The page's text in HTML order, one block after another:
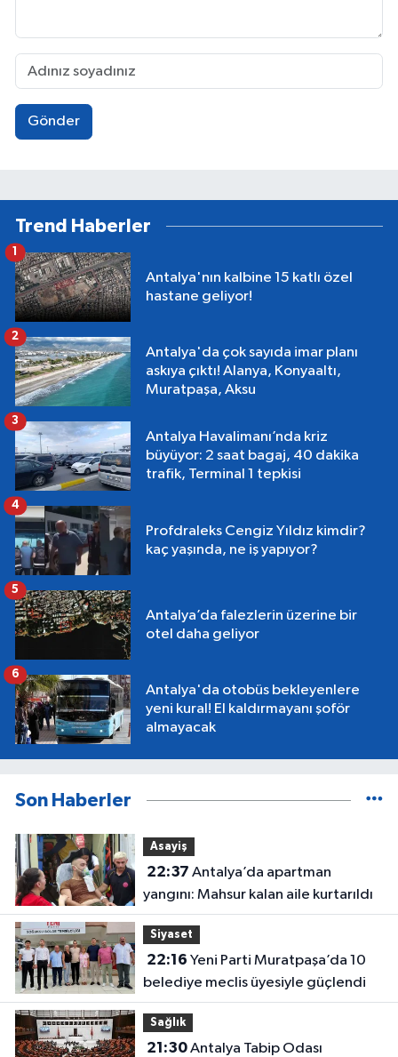
Gönder
Trend Haberler
Antalya'nın kalbine 15 katlı özel
hastane geliyor!
1
Antalya'da çok sayıda imar planı
askıya çıktı! Alanya, Konyaaltı,
Muratpaşa, Aksu
2
Antalya Havalimanı’nda kriz
büyüyor: 2 saat bagaj, 40 dakika
trafik, Terminal 1 tepkisi
3
Profdraleks Cengiz Yıldız kimdir?
kaç yaşında, ne iş yapıyor?
4
Antalya’da falezlerin üzerine bir
otel daha geliyor
5
Antalya'da otobüs bekleyenlere
yeni kural! El kaldırmayanı şoför
almayacak
6
Son Haberler
Asayiş
22:37
yangını: Mahsur kalan aile kurtarıldı
Siyaset
22:16
belediye meclis üyesiyle güçlendi
Sağlık
21:30Antalya Tabip Odası